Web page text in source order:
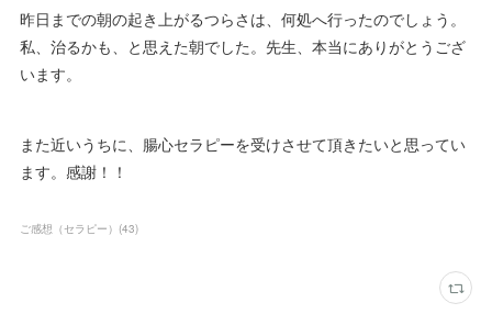
昨日までの朝の起き上がるつらさは、何処へ行ったのでしょう。
私、治るかも、と思えた朝でした。先生、本当にありがとうござ
います。
また近いうちに、腸心セラピーを受けさせて頂きたいと思ってい
ます。感謝！！
ご感想（セラピー） (43)